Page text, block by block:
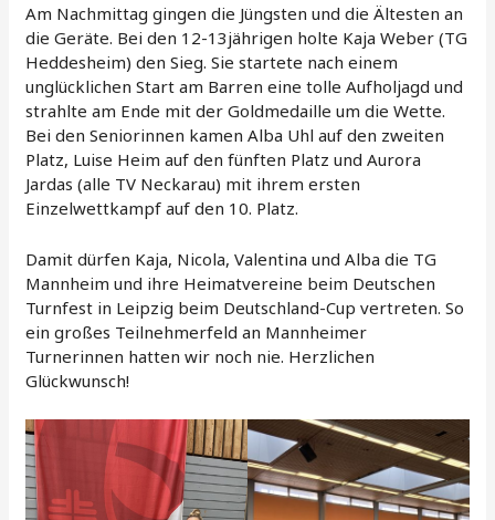
Am Nachmittag gingen die Jüngsten und die Ältesten an
die Geräte. Bei den 12-13jährigen holte Kaja Weber (TG
Heddesheim) den Sieg. Sie startete nach einem
unglücklichen Start am Barren eine tolle Aufholjagd und
strahlte am Ende mit der Goldmedaille um die Wette.
Bei den Seniorinnen kamen Alba Uhl auf den zweiten
Platz, Luise Heim auf den fünften Platz und Aurora
Jardas (alle TV Neckarau) mit ihrem ersten
Einzelwettkampf auf den 10. Platz.
Damit dürfen Kaja, Nicola, Valentina und Alba die TG
Mannheim und ihre Heimatvereine beim Deutschen
Turnfest in Leipzig beim Deutschland-Cup vertreten. So
ein großes Teilnehmerfeld an Mannheimer
Turnerinnen hatten wir noch nie. Herzlichen
Glückwunsch!